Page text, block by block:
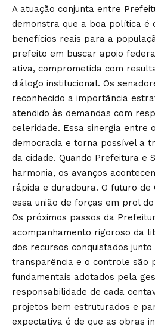
A atuação conjunta entre
demonstra que a boa política é
benefícios reais para a
prefeito em buscar apoio
ativa, comprometida com
diálogo institucional. Os
reconhecido a importância
atendido às demandas com
celeridade. Essa sinergia entre
democracia e torna possível a
da cidade. Quando Prefeitura e
harmonia, os avanços
rápida e duradoura. O futuro de
essa união de forças em prol
Os próximos passos da
acompanhamento rigoroso da
dos recursos conquistados junto
transparência e o controle são
fundamentais adotados pela
responsabilidade de cada
projetos bem estruturados e
expectativa é de que as obras